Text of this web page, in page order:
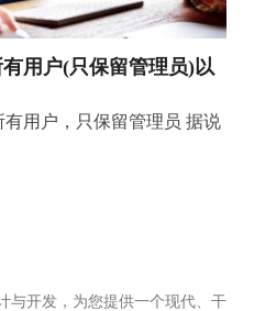
用户(只保留管理员)以
有用户，只保留管理员 据说
与开发，为您提供一个现代、干